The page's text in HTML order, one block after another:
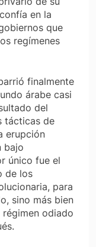
en la
que
regímenes
finalmente
árabe casi
del
tácticas de
erupción
bajo
único fue el
de los
para
sino más bien
odiado